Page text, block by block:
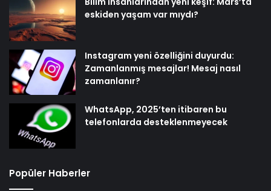
eskiden yaşam var mıydı?
Instagram yeni özelliğini duyurdu:
Zamanlanmış mesajlar! Mesaj nasıl
zamanlanır?
WhatsApp, 2025’ten itibaren bu
telefonlarda desteklenmeyecek
Popüler Haberler